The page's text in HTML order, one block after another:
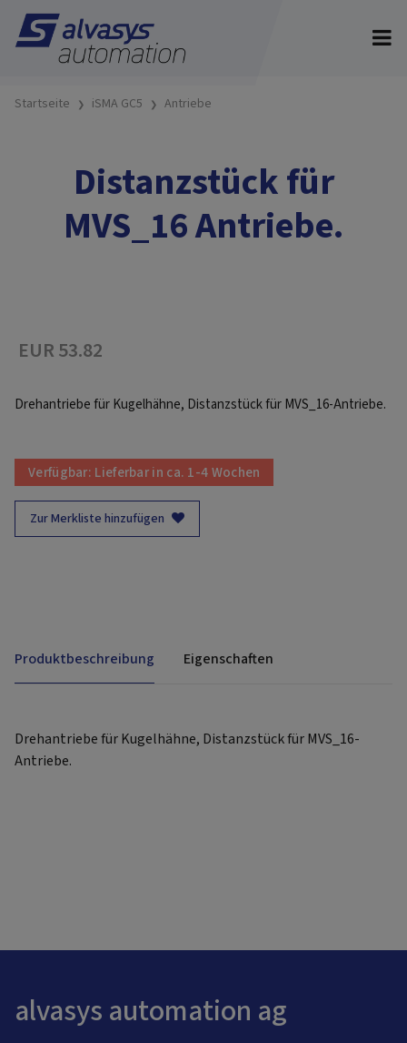
Startseite iSMA GC5 Antriebe
Distanzstück für
MVS_16 Antriebe.
EUR 53.82
Drehantriebe für Kugelhähne, Distanzstück für MVS_16-Antriebe.
Verfügbar: Lieferbar in ca. 1-4 Wochen
Zur Merkliste hinzufügen
Produktbeschreibung Eigenschaften
Drehantriebe für Kugelhähne, Distanzstück für MVS_16-
Antriebe.
alvasys automation ag